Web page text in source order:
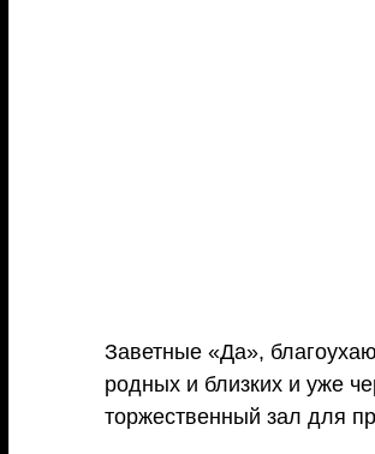
Заветные «Да»,
родных и близких и уже
торжественный зал для